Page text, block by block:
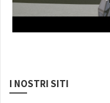
I NOSTRI SITI